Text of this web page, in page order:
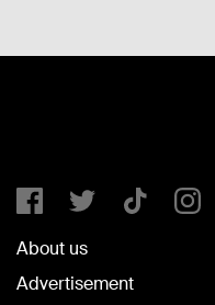
About us
Advertisement